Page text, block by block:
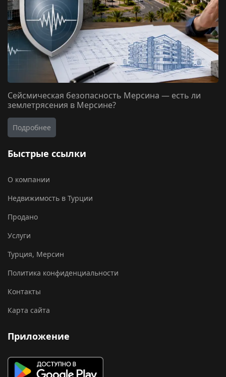
Сейсмическая безопасность Мерсина — есть ли
землетрясения в Мерсине?
Подробнее
Быстрые ссылки
О компании
Недвижимость в Турции
Продано
Услуги
Турция, Мерсин
Политика конфиденциальности
Контакты
Карта сайта
Приложение